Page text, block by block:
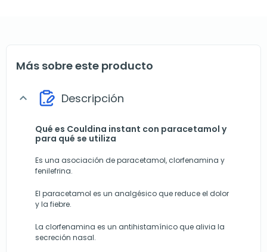
Más sobre este producto
expand_more Descripción
Qué es Couldina instant con paracetamol y
para qué se utiliza
Es una asociación de paracetamol, clorfenamina y
fenilefrina.
El paracetamol es un analgésico que reduce el dolor
y la fiebre.
La clorfenamina es un antihistamínico que alivia la
secreción nasal.